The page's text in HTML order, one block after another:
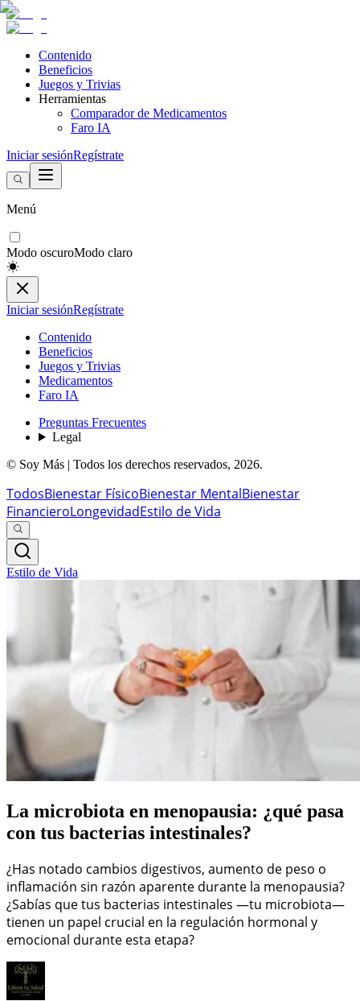
Contenido
Beneficios
Juegos y Trivias
Herramientas
Comparador de Medicamentos
Faro IA
Iniciar sesiónRegístrate
Menú
Modo oscuroModo claro
Iniciar sesiónRegístrate
Contenido
Beneficios
Juegos y Trivias
Medicamentos
Faro IA
Preguntas Frecuentes
Legal
© Soy Más | Todos los derechos reservados, 2026.
TodosBienestar FísicoBienestar MentalBienestar
FinancieroLongevidadEstilo de Vida
Estilo de Vida
La microbiota en menopausia: ¿qué pasa
con tus bacterias intestinales?
¿Has notado cambios digestivos, aumento de peso o
inflamación sin razón aparente durante la menopausia?
¿Sabías que tus bacterias intestinales —tu microbiota—
tienen un papel crucial en la regulación hormonal y
emocional durante esta etapa?